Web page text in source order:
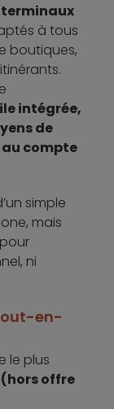
terminaux
à tous
boutiques,
intégrée,
de
compte
simple
mais
ni
en-
le plus
(hors offre